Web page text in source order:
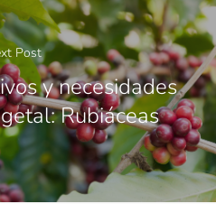
Post
y necesidades
Rubiáceas